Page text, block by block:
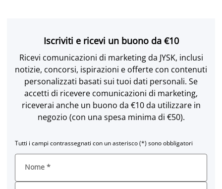
Iscriviti e ricevi un buono da €10
Ricevi comunicazioni di marketing da JYSK, inclusi
notizie, concorsi, ispirazioni e offerte con contenuti
personalizzati basati sui tuoi dati personali. Se
accetti di ricevere comunicazioni di marketing,
riceverai anche un buono da €10 da utilizzare in
negozio (con una spesa minima di €50).
Tutti i campi contrassegnati con un asterisco (*) sono obbligatori
Nome *